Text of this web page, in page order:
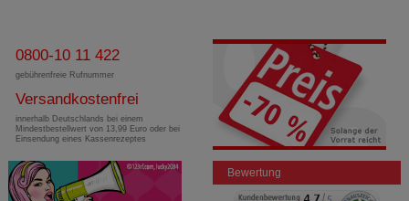
0800-10 11 422
gebührenfreie Rufnummer
Versandkostenfrei
innerhalb Deutschlands bei einem
Mindestbestellwert von 13,99 Euro oder bei
Einsendung eines Kassenrezeptes
Bewertung